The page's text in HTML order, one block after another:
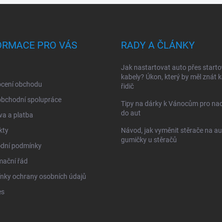
PRO VÁS
obchodu
spolupráce
a platba
podmínky
řád
ochrany osobních údajů
RADY A ČLÁNKY
Jak nastartovat auto přes
kabely? Úkon, který by měl znát
řidič
Tipy na dárky k Vánocům pro
do aut
Návod, jak vyměnit stěrače na
gumičky u stěračů